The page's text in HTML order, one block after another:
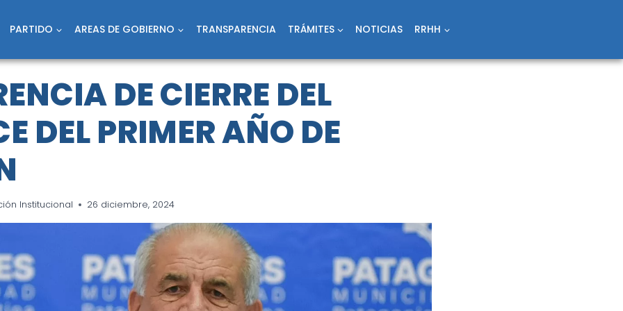
PARTIDO AREAS DE GOBIERNO TRANSPARENCIA TRÁMITES NOTICIAS RRHH
DE CIERRE DEL
DEL PRIMER AÑO DE
Institucional 26 diciembre, 2024